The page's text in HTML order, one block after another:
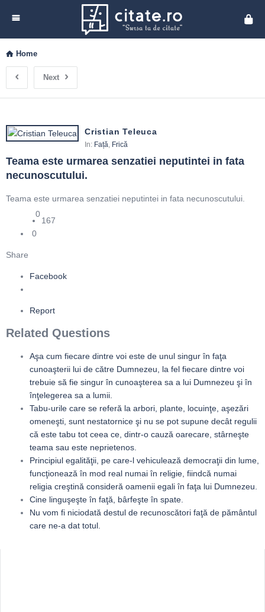
Home
Next
Cristian Teleuca
In: Față, Frică
Teama este urmarea senzatiei neputintei in fata
necunoscutului.
Teama este urmarea senzatiei neputintei in fata necunoscutului.
0
167
0
Share
Facebook
Report
Related Questions
Aşa cum fiecare dintre voi este de unul singur în faţa
cunoaşterii lui de către Dumnezeu, la fel fiecare dintre voi
trebuie să fie singur în cunoaşterea sa a lui Dumnezeu şi în
înţelegerea sa a lumii.
Tabu-urile care se referă la arbori, plante, locuinţe, aşezări
omeneşti, sunt nestatornice şi nu se pot supune decât regulii
că este tabu tot ceea ce, dintr-o cauză oarecare, stârneşte
teama sau este neprietenos.
Principiul egalităţii, pe care-l vehiculează democraţii din lume,
funcţionează în mod real numai în religie, fiindcă numai
religia creştină consideră oamenii egali în faţa lui Dumnezeu.
Cine linguşeşte în faţă, bârfeşte în spate.
Nu vom fi niciodată destul de recunoscători faţă de pământul
care ne-a dat totul.